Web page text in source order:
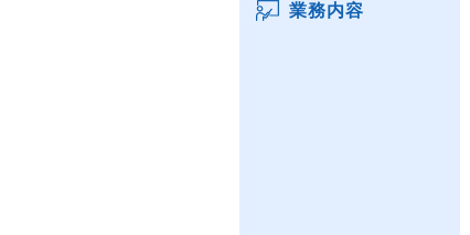
業務内容